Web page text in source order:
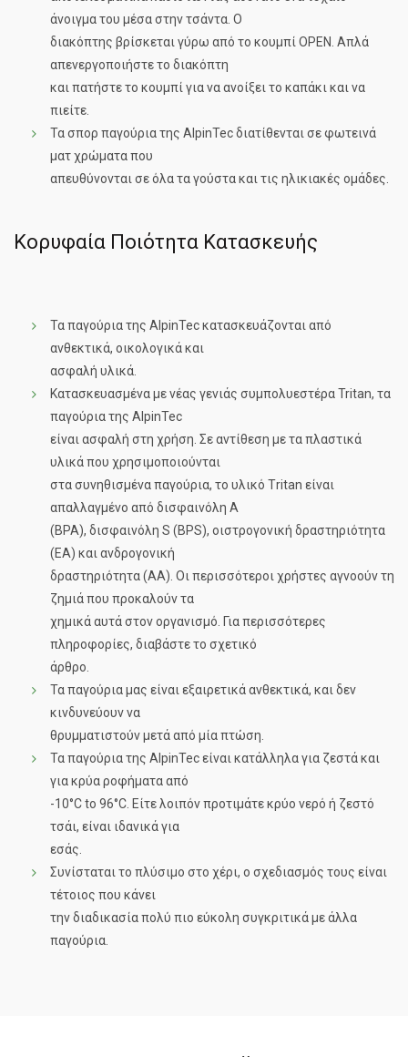
άνοιγμα του μέσα στην τσάντα. Ο
διακόπτης βρίσκεται γύρω από το κουμπί OPEN. Απλά
απενεργοποιήστε το διακόπτη
και πατήστε το κουμπί για να ανοίξει το καπάκι και να
πιείτε.
Τα σπορ παγούρια της AlpinTec διατίθενται σε φωτεινά
ματ χρώματα που
απευθύνονται σε όλα τα γούστα και τις ηλικιακές ομάδες.
Κορυφαία Ποιότητα Κατασκευής
Τα παγούρια της AlpinTec κατασκευάζονται από
ανθεκτικά, οικολογικά και
ασφαλή υλικά.
Κατασκευασμένα με νέας γενιάς συμπολυεστέρα Tritan, τα
παγούρια της AlpinTec
είναι ασφαλή στη χρήση. Σε αντίθεση με τα πλαστικά
υλικά που χρησιμοποιούνται
στα συνηθισμένα παγούρια, το υλικό Τritan είναι
απαλλαγμένο από δισφαινόλη Α
(BPA), δισφαινόλη S (BPS), οιστρογονική δραστηριότητα
(ΕΑ) και ανδρογονική
δραστηριότητα (ΑΑ). Οι περισσότεροι χρήστες αγνοούν τη
ζημιά που προκαλούν τα
χημικά αυτά στον οργανισμό. Για περισσότερες
πληροφορίες, διαβάστε το σχετικό
άρθρο.
Τα παγούρια μας είναι εξαιρετικά ανθεκτικά, και δεν
κινδυνεύουν να
θρυμματιστούν μετά από μία πτώση.
Τα παγούρια της ΑlpinTec είναι κατάλληλα για ζεστά και
για κρύα ροφήματα από
-10°C to 96°C. Είτε λοιπόν προτιμάτε κρύο νερό ή ζεστό
τσάι, είναι ιδανικά για
εσάς.
Συνίσταται το πλύσιμο στο χέρι, ο σχεδιασμός τους είναι
τέτοιος που κάνει
την διαδικασία πολύ πιο εύκολη συγκριτικά με άλλα
παγούρια.